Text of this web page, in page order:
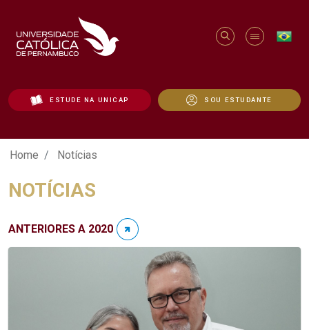
ESTUDE NA UNICAP SOU ESTUDANTE
Notícias - Unicap
Home Notícias
NOTÍCIAS
ANTERIORES A 2020